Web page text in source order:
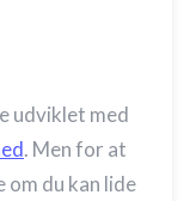
udviklet med
. Men for at
om du kan lide